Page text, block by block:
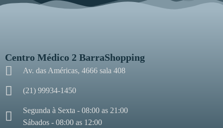
Centro Médico 2 BarraShopping
Av. das Américas, 4666 sala 408
(21) 99934-1450
Segunda à Sexta - 08:00 as 21:00
Sábados - 08:00 as 12:00